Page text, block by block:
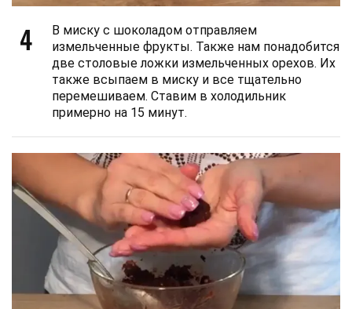
4
В миску с шоколадом отправляем
измельченные фрукты. Также нам понадобится
две столовые ложки измельченных орехов. Их
также всыпаем в миску и все тщательно
перемешиваем. Ставим в холодильник
примерно на 15 минут.